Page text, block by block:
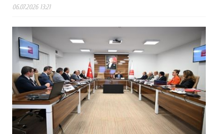
06.07.2026 13:21